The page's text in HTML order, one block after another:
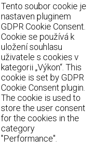
Tento soubor cookie je
nastaven pluginem
GDPR Cookie Consent.
Cookie se používá k
uložení souhlasu
uživatele s cookies v
kategorii „Výkon“. This
cookie is set by GDPR
Cookie Consent plugin.
The cookie is used to
store the user consent
for the cookies in the
category
"Performance".